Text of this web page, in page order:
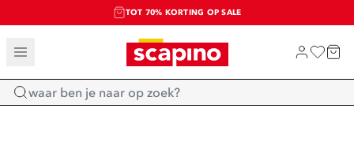
TOT 70% KORTING OP SALE
SALE: LAATSTE KANS!
SHOP NIEUW
Home